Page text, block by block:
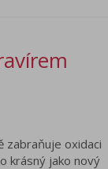
zabraňuje oxidaci
krásný jako nový